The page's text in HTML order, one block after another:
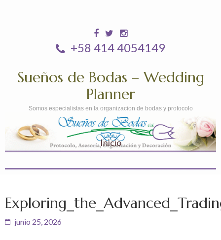
+58 414 4054149
Sueños de Bodas – Wedding
Planner
Somos especialistas en la organizacion de bodas y protocolo
Inicio
junio 25, 2026